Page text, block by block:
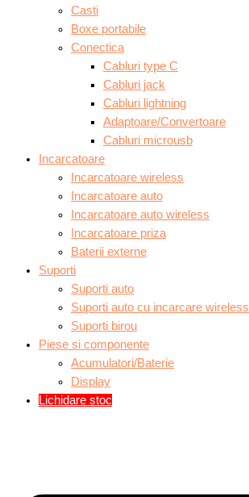
Casti
Boxe portabile
Conectica
Cabluri type C
Cabluri jack
Cabluri lightning
Adaptoare/Convertoare
Cabluri microusb
Incarcatoare
Incarcatoare wireless
Incarcatoare auto
Incarcatoare auto wireless
Incarcatoare priza
Baterii externe
Suporti
Suporti auto
Suporti auto cu incarcare wireless
Suporti birou
Piese si componente
Acumulatori/Baterie
Display
Lichidare stoc